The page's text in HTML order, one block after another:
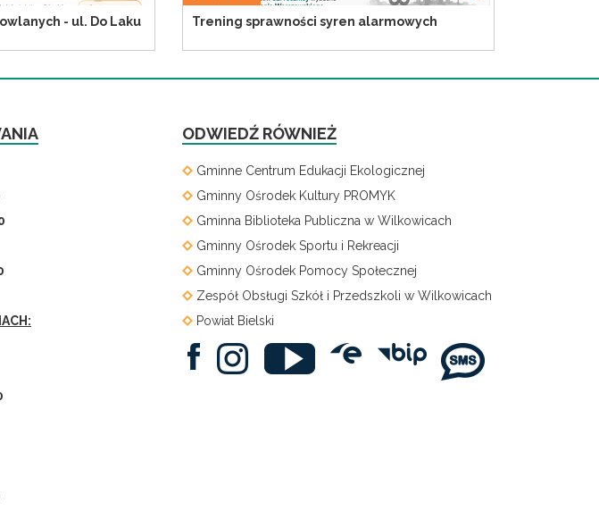
- ul. Do Laku
Trening sprawności syren alarmowych
ODWIEDŹ RÓWNIEŻ
Gminne Centrum Edukacji Ekologicznej
Gminny Ośrodek Kultury PROMYK
Gminna Biblioteka Publiczna w Wilkowicach
Gminny Ośrodek Sportu i Rekreacji
Gminny Ośrodek Pomocy Społecznej
Zespół Obsługi Szkół i Przedszkoli w Wilkowicach
Powiat Bielski